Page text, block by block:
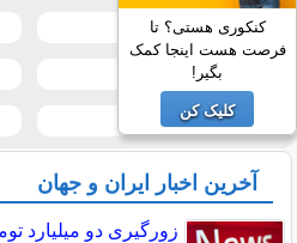
قیمت موبایل
قیمت تبلت
تیتر روزنامه ها
آخرین اخبار ایران و جهان
زورگیری دو میلیارد
کنکوری هستی؟ تا
فرصت هست اینجا کمک
بگیر!
کلیک کن